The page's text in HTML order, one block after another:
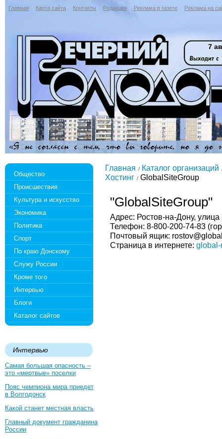
Главная Карта сайта Контакты Редакция Реклама в газете Реклама на
7
Общество
Происшествия
Культура и искусство
Экономика
Политика
Спорт
По краю Донскому
Служу России
Кроме того
Интервью
Блоги
Каталог сайтов
Интервью
Самая большая опасность –
это «мертвые» поселки
Пояс чемпиона мира приедет
в Волгодонск
Какой станет местная власть
Главный документ гражданина
России
Главная
Каталог организаций
Хостинг
GlobalSiteGroup
"GlobalSiteGroup"
Адрес: Ростов-на-Дону, улица
Телефон: 8-800-200-74-83
Почтовый ящик:
Страница в интернете: global-